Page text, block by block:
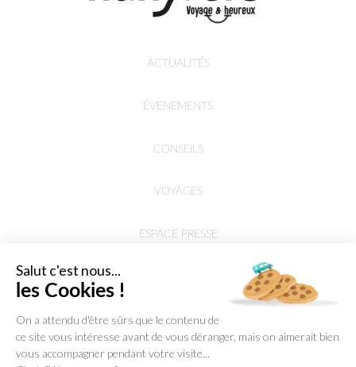
ACTUALITÉS
ÉVENEMENTS
CONSEILS
VOYAGES
ESPACE PRESSE
Salut c'est nous...
les Cookies !
On a attendu d'être sûrs que le contenu de
ce site vous intéresse avant de vous déranger, mais on aimerait bien
vous accompagner pendant votre visite...